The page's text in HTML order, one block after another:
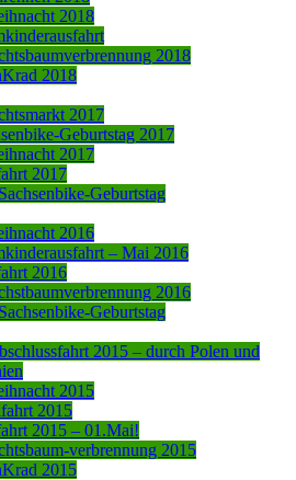
2018
2018
2018
2017
Geburtstag 2017
2017
2017
Geburtstag
2016
– Mai 2016
2016
2016
Geburtstag
2015 – durch Polen und
2015
2015
2015 – 01.Mai!
verbrennung 2015
2015